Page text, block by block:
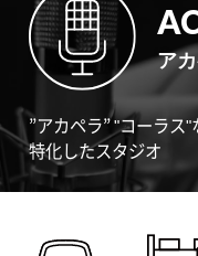
ア
”アカペラ” "コーラス
特化したスタジオ